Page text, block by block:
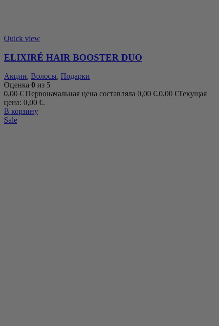
Quick view
ELIXIRÉ HAIR BOOSTER DUO
Акции, Волосы, Подарки
Оценка 0 из 5
0,00€ Первоначальная цена составляла 0,00 €.0,00 €Текущая
цена: 0,00 €.
В корзину
Sale